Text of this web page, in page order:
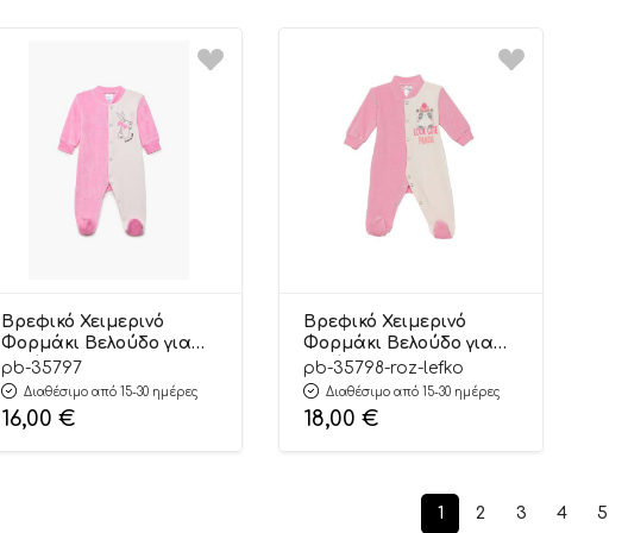
Βρεφικό Χειμερινό
Φορμάκι Βελούδο για
Κορίτσι La Vie Ροζ-
Εκρού Μακρύ Μανίκι,
Βαμβακερό 80%,
Πολυέστερ 20% – Pretty
pb-35797
Διαθέσιμο από 15-30 ημέρες
16,00 €
Βρεφικό Χειμερινό
Φορμάκι Βελούδο για
Κορίτσι Panda Ροζ-
Λευκό Μακρύ Μανίκι,
Βαμβακερό 80%,
Πολυέστερ 20% – Pretty
pb-35798-roz-lefko
Διαθέσιμο από 15-30 ημέρες
18,00 €
1 2 3 4 5